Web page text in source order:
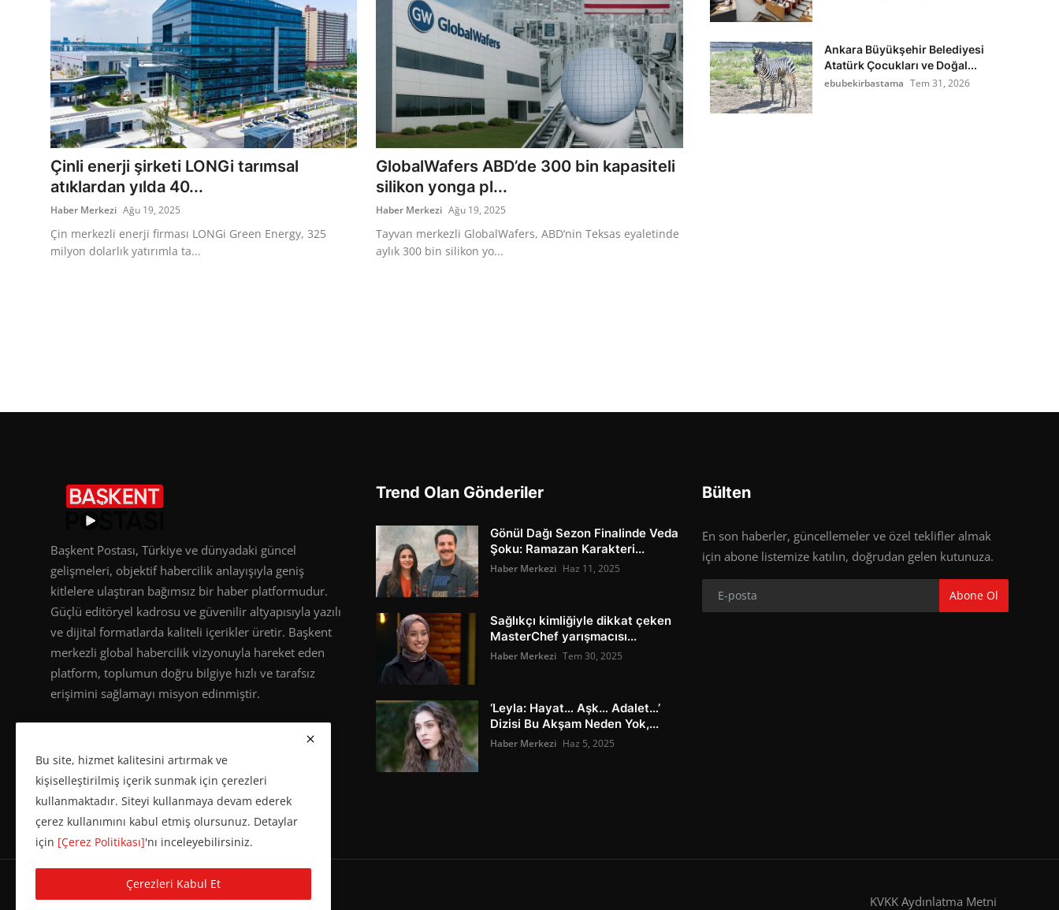
Çinli enerji şirketi LONGi tarımsal
atıklardan yılda 40...
Haber Merkezi Ağu 19, 2025
Çin merkezli enerji firması LONGi Green Energy, 325
milyon dolarlık yatırımla ta...
GlobalWafers ABD’de 300 bin kapasiteli
silikon yonga pl...
Haber Merkezi Ağu 19, 2025
Tayvan merkezli GlobalWafers, ABD’nin Teksas eyaletinde
aylık 300 bin silikon yo...
Ankara Büyükşehir Belediyesi
Atatürk Çocukları ve Doğal...
ebubekirbastama Tem 31, 2026
Başkent Postası, Türkiye ve dünyadaki güncel
gelişmeleri, objektif habercilik anlayışıyla geniş
kitlelere ulaştıran bağımsız bir haber platformudur.
Güçlü editöryel kadrosu ve güvenilir altyapısıyla yazılı
ve dijital formatlarda kaliteli içerikler üretir. Başkent
merkezli global habercilik vizyonuyla hareket eden
platform, toplumun doğru bilgiye hızlı ve tarafsız
erişimini sağlamayı misyon edinmiştir.
Trend Olan Gönderiler
Gönül Dağı Sezon Finalinde Veda
Şoku: Ramazan Karakteri...
Haber Merkezi Haz 11, 2025
Sağlıkçı kimliğiyle dikkat çeken
MasterChef yarışmacısı...
Haber Merkezi Tem 30, 2025
‘Leyla: Hayat… Aşk… Adalet…’
Dizisi Bu Akşam Neden Yok,...
Haber Merkezi Haz 5, 2025
Bülten
En son haberler, güncellemeler ve özel teklifler almak
için abone listemize katılın, doğrudan gelen kutunuza.
Abone Ol
© 2016 Başkent Postası. Tüm hakları saklıdır. KVKK Aydınlatma Metni
Bu site, hizmet kalitesini artırmak ve
kişiselleştirilmiş içerik sunmak için çerezleri
kullanmaktadır. Siteyi kullanmaya devam ederek
çerez kullanımını kabul etmiş olursunuz. Detaylar
için [Çerez Politikası]'nı inceleyebilirsiniz.
Çerezleri Kabul Et